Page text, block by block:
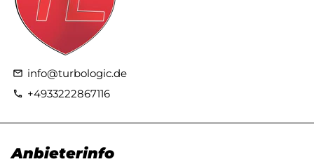
email info@turbologic.de
phone +4933222867116
Anbieterinfo